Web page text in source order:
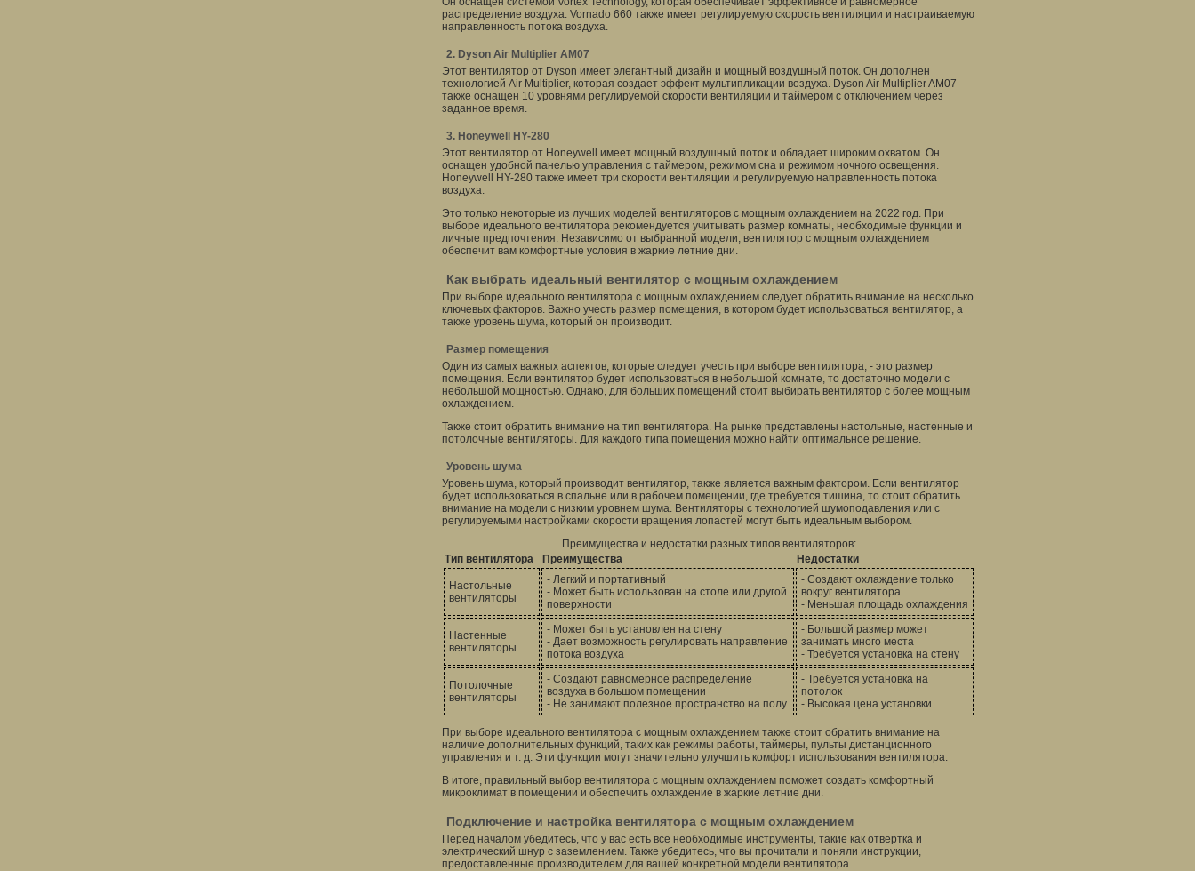
распределение воздуха. Vornado 660 также имеет регулируемую скорость вентиляции и настраиваемую
направленность потока воздуха.
2. Dyson Air Multiplier AM07
Этот вентилятор от Dyson имеет элегантный дизайн и мощный воздушный поток. Он дополнен
технологией Air Multiplier, которая создает эффект мультипликации воздуха. Dyson Air Multiplier AM07
также оснащен 10 уровнями регулируемой скорости вентиляции и таймером с отключением через
заданное время.
3. Honeywell HY-280
Этот вентилятор от Honeywell имеет мощный воздушный поток и обладает широким охватом. Он
оснащен удобной панелью управления с таймером, режимом сна и режимом ночного освещения.
Honeywell HY-280 также имеет три скорости вентиляции и регулируемую направленность потока
воздуха.
Это только некоторые из лучших моделей вентиляторов с мощным охлаждением на 2022 год. При
выборе идеального вентилятора рекомендуется учитывать размер комнаты, необходимые функции и
личные предпочтения. Независимо от выбранной модели, вентилятор с мощным охлаждением
обеспечит вам комфортные условия в жаркие летние дни.
Как выбрать идеальный вентилятор с мощным охлаждением
При выборе идеального вентилятора с мощным охлаждением следует обратить внимание на несколько
ключевых факторов. Важно учесть размер помещения, в котором будет использоваться вентилятор, а
также уровень шума, который он производит.
Размер помещения
Один из самых важных аспектов, которые следует учесть при выборе вентилятора, - это размер
помещения. Если вентилятор будет использоваться в небольшой комнате, то достаточно модели с
небольшой мощностью. Однако, для больших помещений стоит выбирать вентилятор с более мощным
охлаждением.
Также стоит обратить внимание на тип вентилятора. На рынке представлены настольные, настенные и
потолочные вентиляторы. Для каждого типа помещения можно найти оптимальное решение.
Уровень шума
Уровень шума, который производит вентилятор, также является важным фактором. Если вентилятор
будет использоваться в спальне или в рабочем помещении, где требуется тишина, то стоит обратить
внимание на модели с низким уровнем шума. Вентиляторы с технологией шумоподавления или с
регулируемыми настройками скорости вращения лопастей могут быть идеальным выбором.
Преимущества и недостатки разных типов вентиляторов:
Тип вентилятора
Преимущества Недостатки
Настольные
вентиляторы
- Легкий и портативный
- Может быть использован на столе или другой
поверхности
- Создают охлаждение только
вокруг вентилятора
- Меньшая площадь охлаждения
Настенные
вентиляторы
- Может быть установлен на стену
- Дает возможность регулировать направление
потока воздуха
- Большой размер может
занимать много места
- Требуется установка на стену
Потолочные
вентиляторы
- Создают равномерное распределение
воздуха в большом помещении
- Не занимают полезное пространство на полу
- Требуется установка на
потолок
- Высокая цена установки
При выборе идеального вентилятора с мощным охлаждением также стоит обратить внимание на
наличие дополнительных функций, таких как режимы работы, таймеры, пульты дистанционного
управления и т. д. Эти функции могут значительно улучшить комфорт использования вентилятора.
В итоге, правильный выбор вентилятора с мощным охлаждением поможет создать комфортный
микроклимат в помещении и обеспечить охлаждение в жаркие летние дни.
Подключение и настройка вентилятора с мощным охлаждением
Перед началом убедитесь, что у вас есть все необходимые инструменты, такие как отвертка и
электрический шнур с заземлением. Также убедитесь, что вы прочитали и поняли инструкции,
предоставленные производителем для вашей конкретной модели вентилятора.